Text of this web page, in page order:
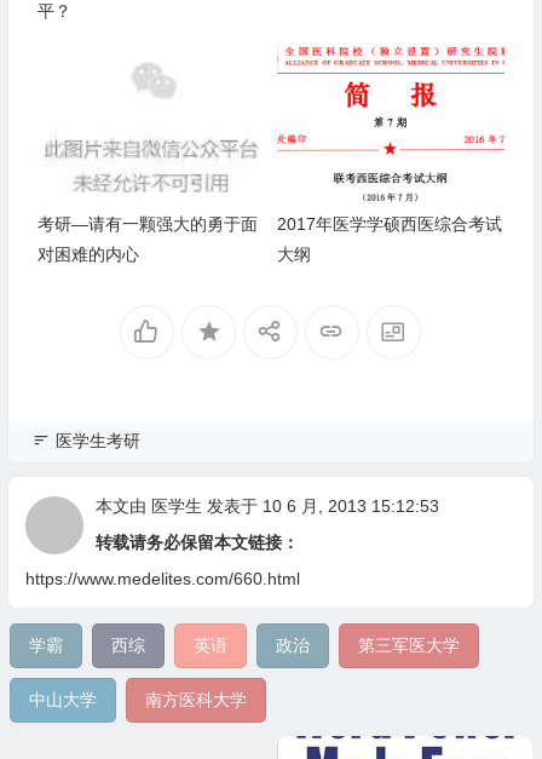
平？
考研—请有一颗强大的勇于面
对困难的内心
2017年医学学硕西医综合考试
大纲
医学生考研
本文由 医学生 发表于 10 6 月, 2013 15:12:53
转载请务必保留本文链接：
https://www.medelites.com/660.html
学霸 西综 英语 政治 第三军医大学
中山大学 南方医科大学